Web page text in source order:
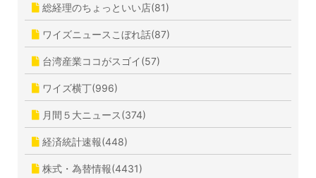
総経理のちょっといい店(81)
ワイズニュースこぼれ話(87)
台湾産業ココがスゴイ(57)
ワイズ横丁(996)
月間５大ニュース(374)
経済統計速報(448)
株式・為替情報(4431)